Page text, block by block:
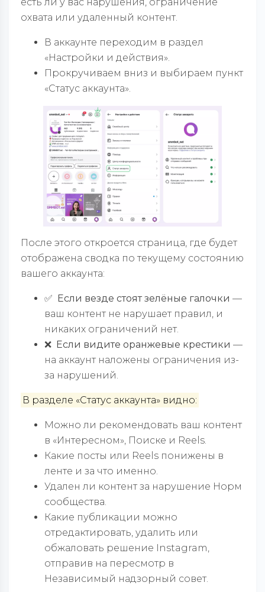
охвата или удаленный контент.
В аккаунте переходим в раздел
«Настройки и действия».
Прокручиваем вниз и выбираем пункт
«Статус аккаунта».
После этого откроется страница, где будет
отображена сводка по текущему состоянию
вашего аккаунта:
✅ Если везде стоят зелёные галочки —
ваш контент не нарушает правил, и
никаких ограничений нет.
❌ Если видите оранжевые крестики —
на аккаунт наложены ограничения из-
за нарушений.
В разделе «Статус аккаунта» видно:
Можно ли рекомендовать ваш контент
в «Интересном», Поиске и Reels.
Какие посты или Reels понижены в
ленте и за что именно.
Удален ли контент за нарушение Норм
сообщества.
Какие публикации можно
отредактировать, удалить или
обжаловать решение Instagram,
отправив на пересмотр в
Независимый надзорный совет.